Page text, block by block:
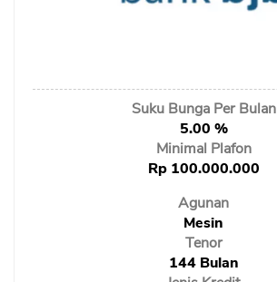
Assets Crypto
Asuransi Kesehatan
Suku Bunga Per Bulan
5.00 %
Minimal Plafon
Rp 100.000.000
Agunan
Mesin
Tenor
144 Bulan